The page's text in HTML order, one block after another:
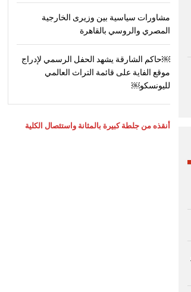
مشاورات سياسية بين وزيرى الخارجية
المصري والروسي بالقاهرة
￼حاكم الشارقة يشهد الحفل الرسمي لإدراج
موقع الفاية على قائمة التراث العالمي
لليونسكو￼
أنقذه من جلطة كبيرة بالمثانة واستئصال الكلية